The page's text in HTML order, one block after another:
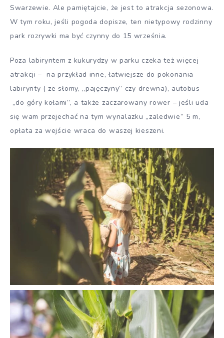
Swarzewie. Ale pamiętajcie, że jest to atrakcja sezonowa.
W tym roku, jeśli pogoda dopisze, ten nietypowy rodzinny
park rozrywki ma być czynny do 15 września.
Poza labiryntem z kukurydzy w parku czeka też więcej
atrakcji – na przykład inne, łatwiejsze do pokonania
labirynty ( ze słomy, „pajęczyny” czy drewna), autobus
„do góry kołami”, a także zaczarowany rower – jeśli uda
się wam przejechać na tym wynalazku „zaledwie” 5 m,
opłata za wejście wraca do waszej kieszeni.